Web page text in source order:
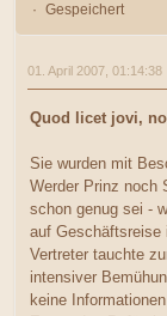
Gespeichert
01. April 2007, 01:14:38
Quod licet jovi,
Sie wurden mit
Werder Prinz noch
schon genug sei -
auf Geschäftsreise
Vertreter tauchte
intensiver
keine